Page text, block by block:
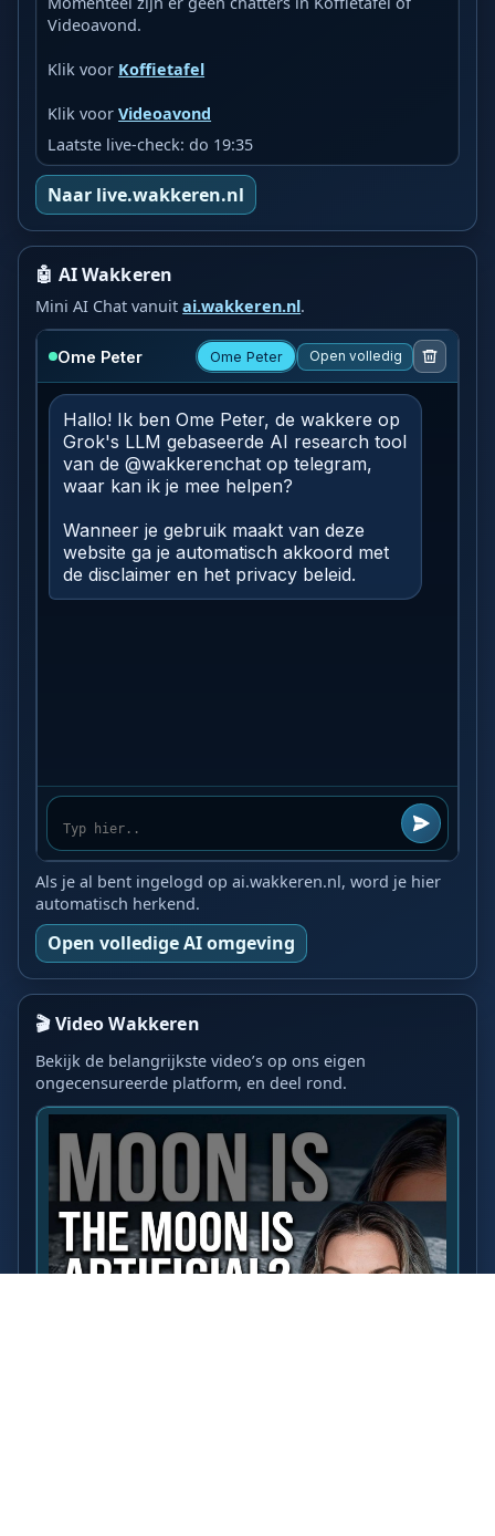
Videoavond.
Klik voor Koffietafel
Klik voorVideoavond
Laatste live-check: do 19:35
Naar live.wakkeren.nl
🤖 AI Wakkeren
Mini AI Chat vanuitai.wakkeren.nl.
Als je al bent ingelogd op ai.wakkeren.nl, word je hier
automatisch herkend.
Open volledige AI omgeving
🎬 Video Wakkeren
Bekijk de belangrijkste video’s op ons eigen
ongecensureerde platform, en deel rond.